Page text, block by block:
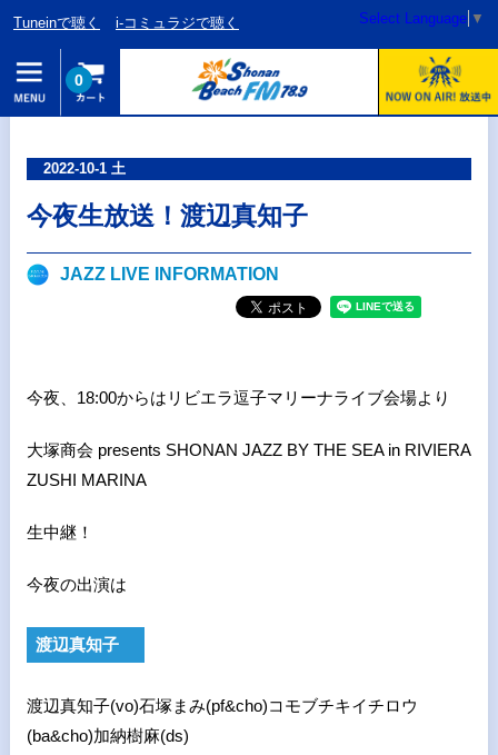
Tuneinで聴く i-コミュラジで聴く Select Language ▼
0
2022-10-1 土
今夜生放送！渡辺真知子
JAZZ LIVE INFORMATION
今夜、18:00からはリビエラ逗子マリーナライブ会場より
大塚商会 presents SHONAN JAZZ BY THE SEA in RIVIERA
ZUSHI MARINA
生中継！
今夜の出演は
渡辺真知子
渡辺真知子(vo)石塚まみ(pf&cho)コモブチキイチロウ
(ba&cho)加納樹麻(ds)